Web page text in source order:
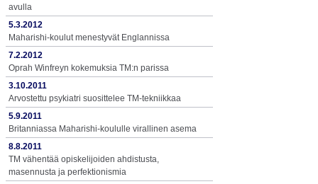
avulla
5.3.2012
Maharishi-koulut menestyvät Englannissa
7.2.2012
Oprah Winfreyn kokemuksia TM:n parissa
3.10.2011
Arvostettu psykiatri suosittelee TM-tekniikkaa
5.9.2011
Britanniassa Maharishi-koululle virallinen asema
8.8.2011
TM vähentää opiskelijoiden ahdistusta,
masennusta ja perfektionismia